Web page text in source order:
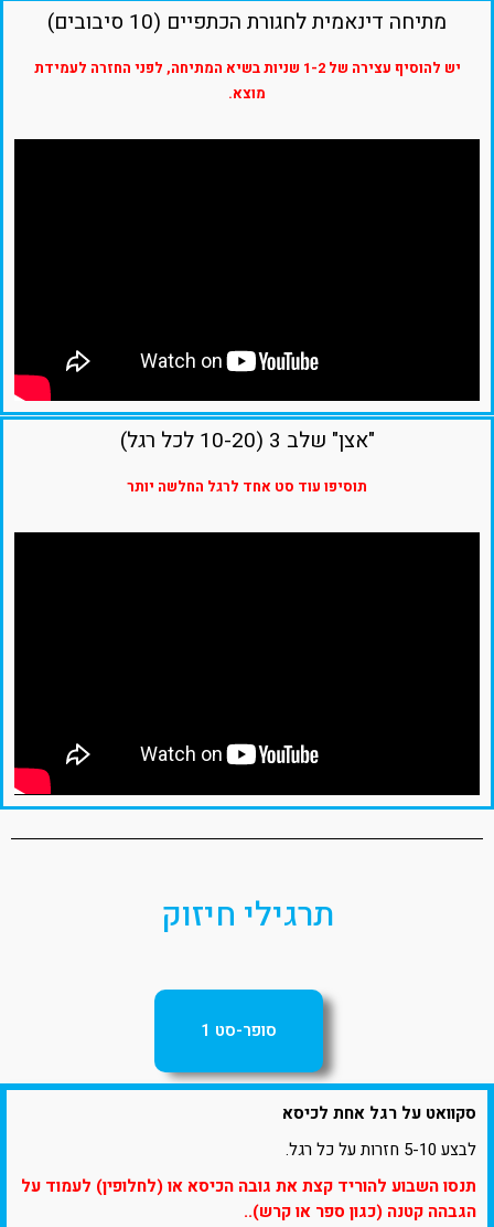
מתיחה דינאמית לחגורת הכתפיים (10 סיבובים)
יש להוסיף עצירה של 1-2 שניות בשיא המתיחה, לפני החזרה לעמידת
מוצא.
"אצן" שלב 3 (10-20 לכל רגל)
תוסיפו עוד סט אחד לרגל החלשה יותר
תרגילי חיזוק
סופר-סט 1
סקוואט על רגל אחת לכיסא
לבצע 5-10 חזרות על כל רגל.
תנסו השבוע להוריד קצת את גובה הכיסא או (לחלופין) לעמוד על
הגבהה קטנה (כגון ספר או קרש)..